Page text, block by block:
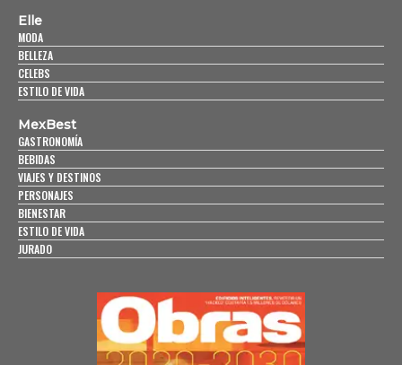
Elle
MODA
BELLEZA
CELEBS
ESTILO DE VIDA
MexBest
GASTRONOMÍA
BEBIDAS
VIAJES Y DESTINOS
PERSONAJES
BIENESTAR
ESTILO DE VIDA
JURADO